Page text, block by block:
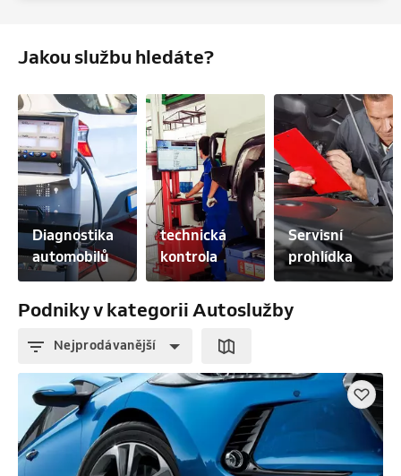
Jakou službu hledáte?
Diagnostika
automobilů
technická
kontrola
Servisní
prohlídka
Podniky v kategorii Autoslužby
Nejprodávanější